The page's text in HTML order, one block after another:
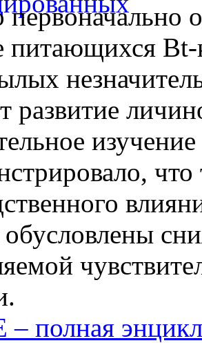
питающихся
развитие
что
– полная